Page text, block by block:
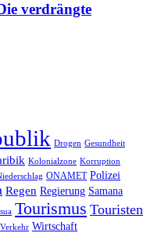
verdrängte
Drogen Gesundheit
Kolonialzone Korruption
ONAMET Polizei
Regen Regierung Samana
Tourismus Touristen
Verkehr Wirtschaft